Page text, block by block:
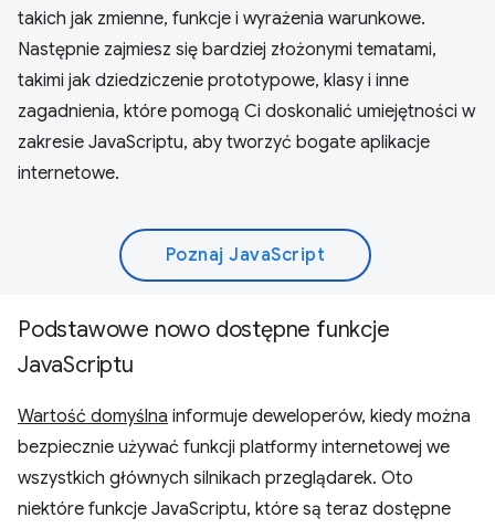
takich jak zmienne, funkcje i wyrażenia warunkowe.
Następnie zajmiesz się bardziej złożonymi tematami,
takimi jak dziedziczenie prototypowe, klasy i inne
zagadnienia, które pomogą Ci doskonalić umiejętności w
zakresie JavaScriptu, aby tworzyć bogate aplikacje
internetowe.
Poznaj JavaScript
Podstawowe nowo dostępne funkcje
JavaScriptu
Wartość domyślna informuje deweloperów, kiedy można
bezpiecznie używać funkcji platformy internetowej we
wszystkich głównych silnikach przeglądarek. Oto
niektóre funkcje JavaScriptu, które są teraz dostępne